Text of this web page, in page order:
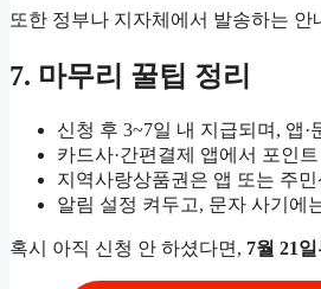
또한 정부나 지자체에서 발송하는 안
7. 마무리 꿀팁 정리
신청 후 3~7일 내 지급되며, 앱
카드사·간편결제 앱에서 포인
지역사랑상품권은 앱 또는 주
알림 설정 켜두고, 문자 사기에
혹시 아직 신청 안 하셨다면, 7월 21